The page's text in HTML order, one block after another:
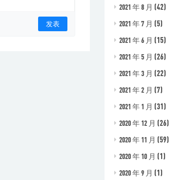
2021 年 8 月 (42)
2021 年 7 月 (5)
2021 年 6 月 (15)
2021 年 5 月 (26)
2021 年 3 月 (22)
2021 年 2 月 (7)
2021 年 1 月 (31)
2020 年 12 月 (26)
2020 年 11 月 (59)
2020 年 10 月 (1)
2020 年 9 月 (1)